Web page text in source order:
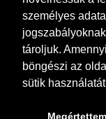
személyes
tároljuk.
böngészi az
sütik
Megértettem
A levezető
A napirend
A Szövetség
Zárszó